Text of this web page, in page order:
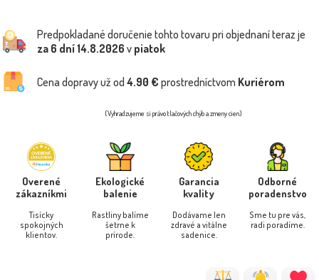
Predpokladané doručenie tohto tovaru pri objednaní teraz je
za 6 dní14.8.2026 v piatok
Cena dopravy už od 4.90 € prostredníctvom Kuriérom
(Vyhradzujeme si právo tlačových chýb a zmeny cien)
Overené
zákazníkmi
Tisícky
spokojných
klientov.
Ekologické
balenie
Rastliny balíme
šetrne k
prírode.
Garancia
kvality
Dodávame len
zdravé a vitálne
sadenice.
Odborné
poradenstvo
Sme tu pre vás,
radi poradíme.